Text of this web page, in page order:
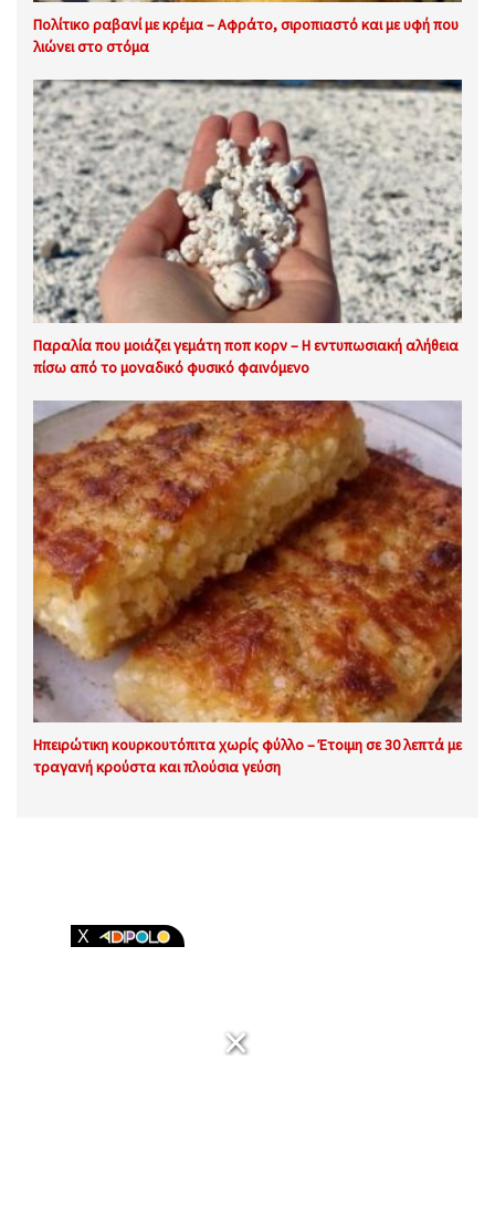
Πολίτικο ραβανί με κρέμα – Αφράτο, σιροπιαστό και με υφή που
λιώνει στο στόμα
Παραλία που μοιάζει γεμάτη ποπ κορν – Η εντυπωσιακή αλήθεια
πίσω από το μοναδικό φυσικό φαινόμενο
Ηπειρώτικη κουρκουτόπιτα χωρίς φύλλο – Έτοιμη σε 30 λεπτά με
τραγανή κρούστα και πλούσια γεύση